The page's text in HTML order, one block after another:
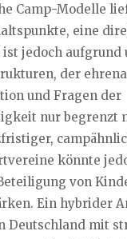
Camp-Modelle
eine
ist jedoch
der
und Fragen der
nur begrenzt
könnte
von
Ein hybrider
Deutschland mit